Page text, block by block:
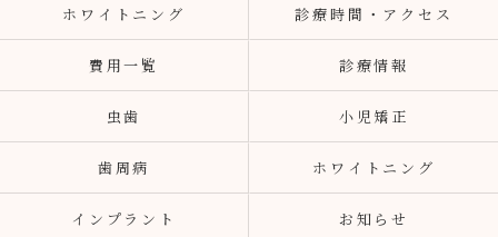
ホワイトニング 診療時間・アクセス
費用一覧 診療情報
虫歯 小児矯正
歯周病 ホワイトニング
インプラント お知らせ